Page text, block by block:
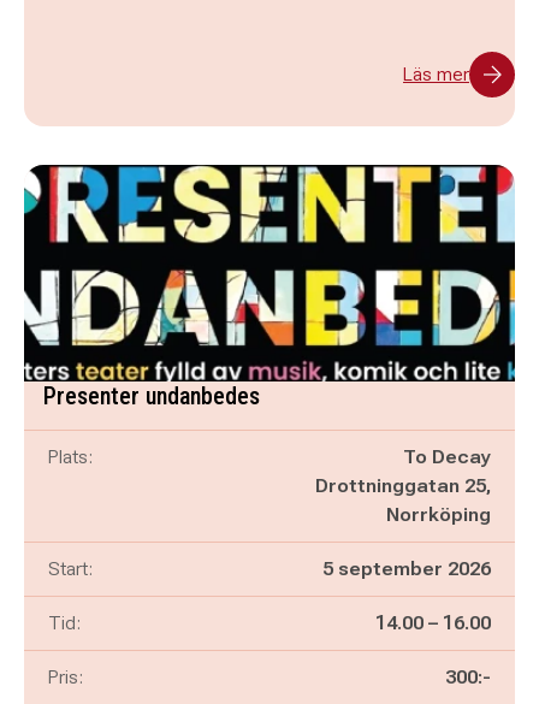
Läs mer
Presenter undanbedes
Plats:
To Decay
Drottninggatan 25,
Norrköping
Start: 5 september 2026
Tid: Pågår mellan
14.00 – och
16.00
Pris: 300:-